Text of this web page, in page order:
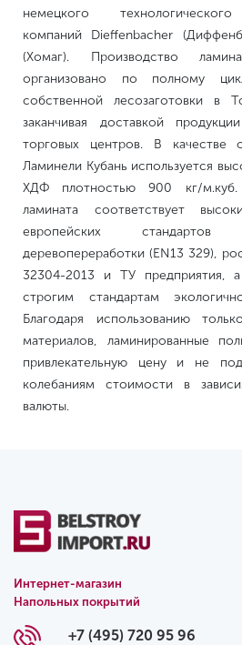
немецкого
компаний Dieffenbacher
(Хомаг). Производство
организовано по полному
собственной лесозаготовки в
заканчивая доставкой
торговых центров. В качестве
Ламинели Кубань используется
ХДФ плотностью 900 кг/м.куб.
ламината соответствует
европейских
деревопереработки (EN13 329),
32304-2013 и ТУ предприятия,
строгим стандартам
Благодаря использованию
материалов, ламинированные
привлекательную цену и не
колебаниям стоимости в
валюты.
Интернет-магазин
Напольных покрытий
+7 (495) 720 95 96